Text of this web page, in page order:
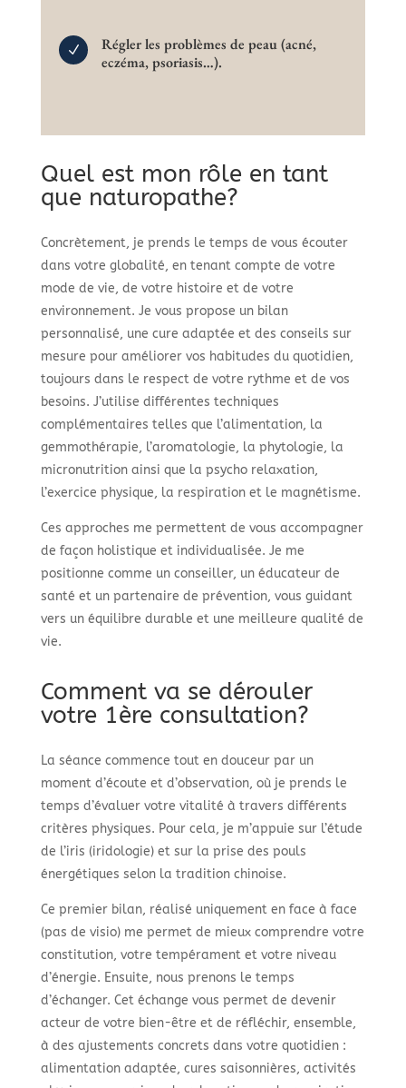
N
Régler les problèmes de peau (acné,
eczéma, psoriasis…).
Quel est mon rôle en tant
que naturopathe?
Concrètement, je prends le temps de vous écouter
dans votre globalité, en tenant compte de votre
mode de vie, de votre histoire et de votre
environnement. Je vous propose un bilan
personnalisé, une cure adaptée et des conseils sur
mesure pour améliorer vos habitudes du quotidien,
toujours dans le respect de votre rythme et de vos
besoins. J’utilise différentes techniques
complémentaires telles que l’alimentation, la
gemmothérapie, l’aromatologie, la phytologie, la
micronutritionainsi que la psycho relaxation,
l’exercice physique, la respiration et le magnétisme.
Ces approches me permettent de vous accompagner
de façon holistique et individualisée. Je me
positionne comme un conseiller, un éducateur de
santé et un partenaire de prévention, vous guidant
vers un équilibre durable et une meilleure qualité de
vie.
Comment va se dérouler
votre 1ère consultation?
La séance commence tout en douceur par un
moment d’écoute et d’observation, où je prends le
temps d’évaluer votre vitalité à travers différents
critères physiques. Pour cela, je m’appuie sur l’étude
de l’iris (iridologie) et sur la prise des pouls
énergétiques selon la tradition chinoise.
Ce premier bilan, réalisé uniquement en face à face
(pas de visio) me permet de mieux comprendre votre
constitution, votre tempérament et votre niveau
d’énergie. Ensuite, nous prenons le temps
d’échanger. Cet échange vous permet de devenir
acteur de votre bien-être et de réfléchir, ensemble,
à des ajustements concrets dans votre quotidien :
alimentation adaptée, cures saisonnières, activités